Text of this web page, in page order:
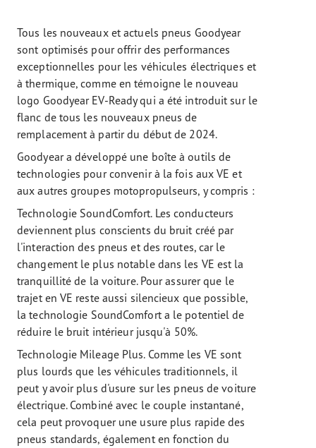
Tous les nouveaux et actuels pneus Goodyear
sont optimisés pour offrir des performances
exceptionnelles pour les véhicules électriques et
à thermique, comme en témoigne le nouveau
logo Goodyear EV-Ready qui a été introduit sur le
flanc de tous les nouveaux pneus de
remplacement à partir du début de 2024.
Goodyear a développé une boîte à outils de
technologies pour convenir à la fois aux VE et
aux autres groupes motopropulseurs, y compris :
Technologie SoundComfort. Les conducteurs
deviennent plus conscients du bruit créé par
l'interaction des pneus et des routes, car le
changement le plus notable dans les VE est la
tranquillité de la voiture. Pour assurer que le
trajet en VE reste aussi silencieux que possible,
la technologie SoundComfort a le potentiel de
réduire le bruit intérieur jusqu'à 50%.
Technologie Mileage Plus. Comme les VE sont
plus lourds que les véhicules traditionnels, il
peut y avoir plus d'usure sur les pneus de voiture
électrique. Combiné avec le couple instantané,
cela peut provoquer une usure plus rapide des
pneus standards, également en fonction du